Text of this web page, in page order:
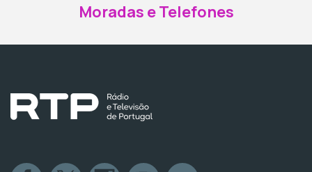
Moradas e Telefones